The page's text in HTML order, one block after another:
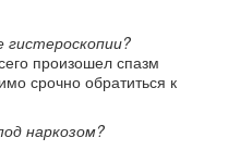
произошел спазм
срочно обратиться к
наркозом?